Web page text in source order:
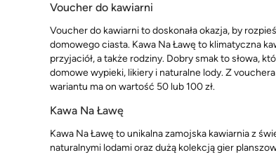
Voucher do kawiarni
Voucher do kawiarni to doskonała okazja, by
domowego ciasta. Kawa Na Ławę to klimatyczna
przyjaciół, a także rodziny. Dobry smak to słowa,
domowe wypieki, likiery i naturalne lody. Z
wariantu ma on wartość 50 lub 100 zł.
Kawa Na Ławę
Kawa Na Ławę to unikalna zamojska kawiarnia z
naturalnymi lodami oraz dużą kolekcją gier